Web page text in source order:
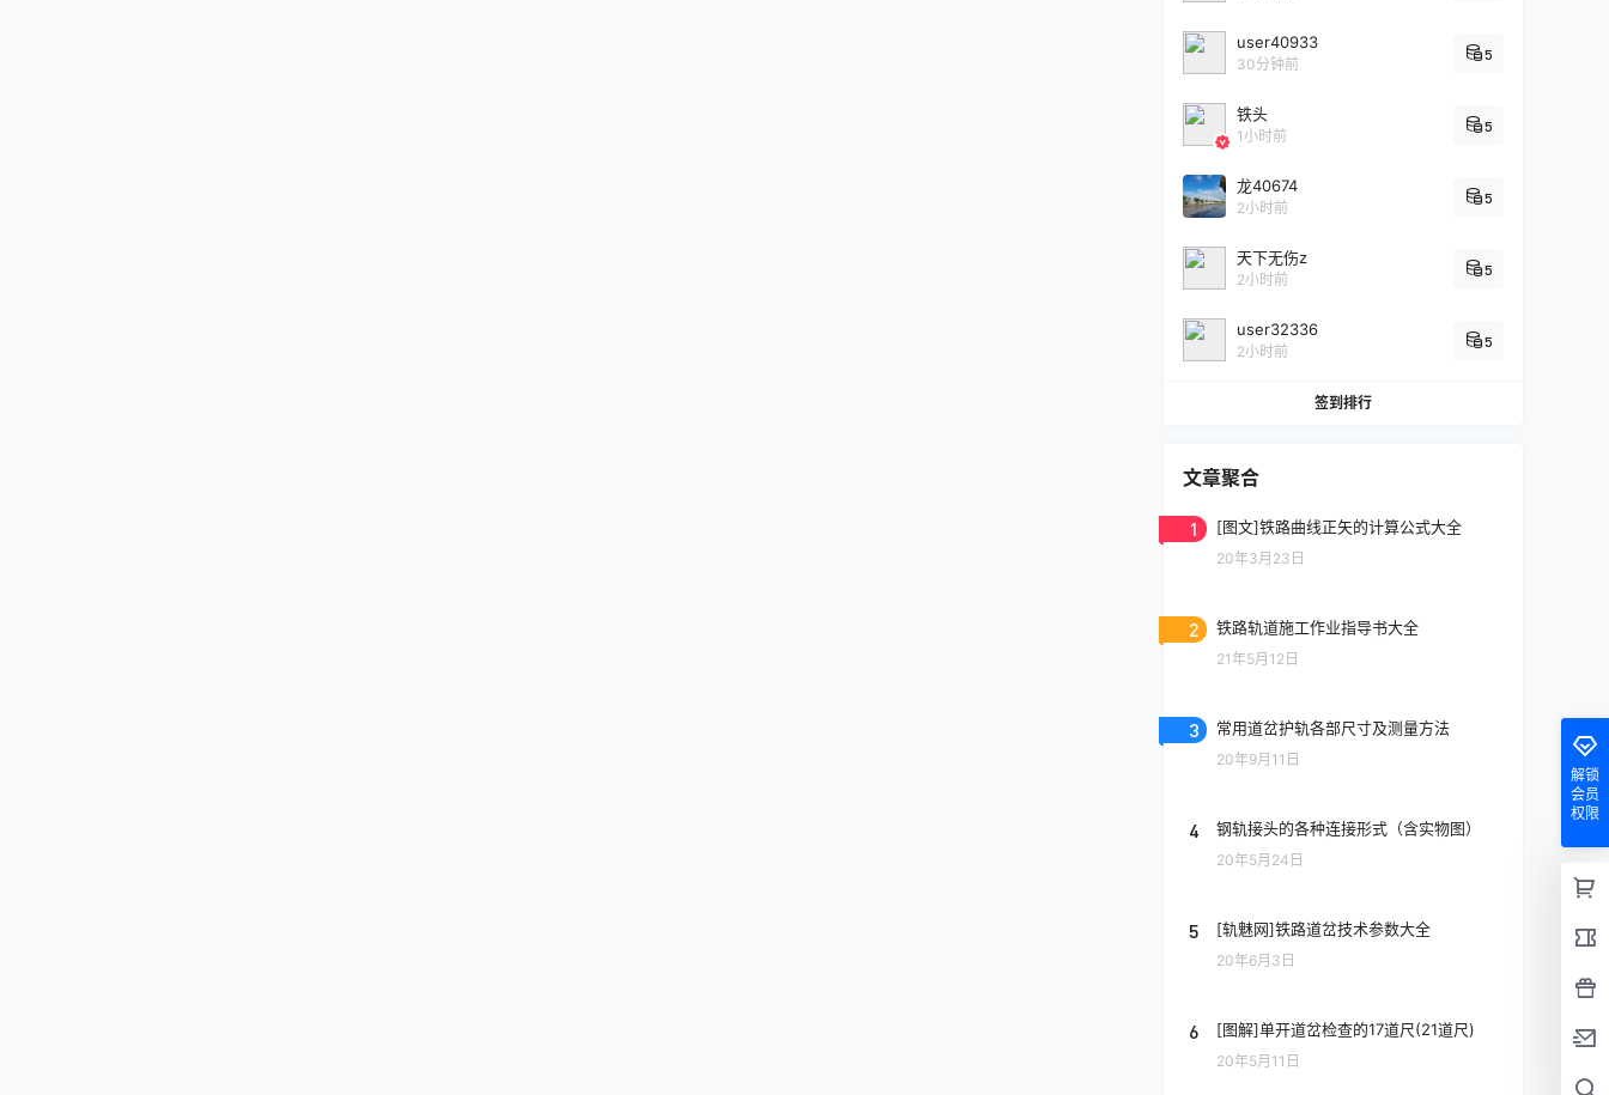
user40933
30分钟前
5
铁头
1小时前
5
龙40674
2小时前
5
天下无伤z
2小时前
5
user32336
2小时前
5
签到排行
文章聚合
1 [图文]铁路曲线正矢的计算公式大全
20年3月23日
2 铁路轨道施工作业指导书大全
21年5月12日
3 常用道岔护轨各部尺寸及测量方法
20年9月11日
4 钢轨接头的各种连接形式（含实物图）
20年5月24日
5 [轨魅网]铁路道岔技术参数大全
20年6月3日
6 [图解]单开道岔检查的17道尺(21道尺)
20年5月11日
解锁
会员
权限